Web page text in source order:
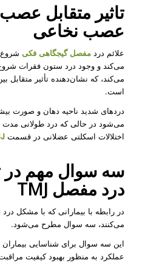
تاثیر متقابل
عصب نخاعی
علائم درد مفصل گیجگاهی فکی
می‌کند و وجود درد ستون فقرات
می‌کند، که نشان‌دهنده تأثیر
است.
دردهای شدید ناحیه دهان و صورت
می‌شود در حالی که درد طولانی
اختلالات اسکلتی عضلانی در قسمت
سه سوال مهم
درد مفصل TMJ
در رابطه با بیمارانی که با مشکل
می‌کنند، سه سوال مطرح می‌شود.
این سه سوال برای شناسایی بیماران
عملکرد به منظور بهبود کیفیت